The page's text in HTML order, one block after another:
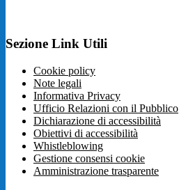
Sezione Link Utili
Cookie policy
Note legali
Informativa Privacy
Ufficio Relazioni con il Pubblico
Dichiarazione di accessibilità
Obiettivi di accessibilità
Whistleblowing
Gestione consensi cookie
Amministrazione trasparente